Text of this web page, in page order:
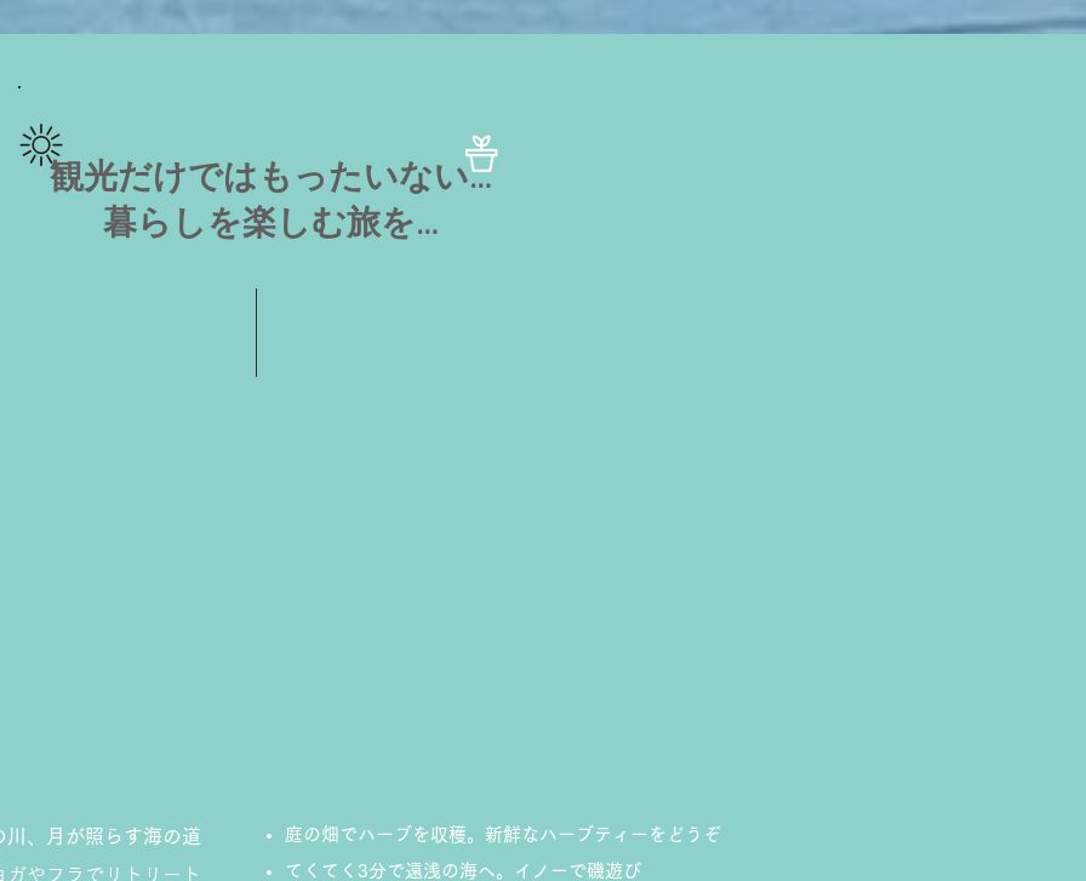
観光だけではもったいない…
暮らしを楽しむ旅を…
、月が照らす海の道
やフラでリトリート
庭の畑でハーブを収穫。新鮮なハーブティーをどうぞ
てくてく3分で遠浅の海へ。イノーで磯遊び